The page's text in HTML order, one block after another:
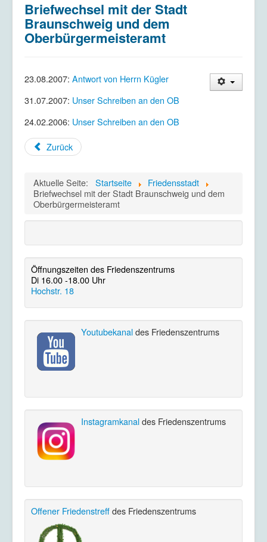
Kriegsdienstverweigerung
Kontakt/Impressum
Datenschutzerklärung
Briefwechsel mit der Stadt
Braunschweig und dem
Oberbürgermeisteramt
23.08.2007: Antwort von Herrn Kügler
31.07.2007: Unser Schreiben an den OB
24.02.2006: Unser Schreiben an den OB
Zurück
Aktuelle Seite: Startseite
Friedensstadt
Briefwechsel mit der Stadt Braunschweig und dem
Oberbürgermeisteramt
Öffnungszeiten des Friedenszentrums
Di 16.00 -18.00 Uhr
Hochstr. 18
Youtubekanaldes Friedenszentrums
Instagramkanaldes Friedenszentrums
Offener Friedenstreffdes Friedenszentrums